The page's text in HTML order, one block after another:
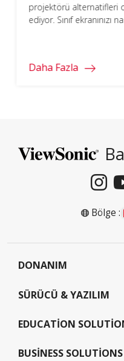
projektörü alternatifleri
ediyor. Sınıf ekranınızı
Daha Fazla
Bölge :
DONANIM
SÜRÜCÜ & YAZILIM
EDUCATION
BUSINESS SOLUTIONS